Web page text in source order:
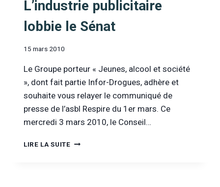
L’industrie publicitaire
lobbie le Sénat
15 mars 2010
Le Groupe porteur « Jeunes, alcool et société
», dont fait partie Infor-Drogues, adhère et
souhaite vous relayer le communiqué de
presse de l’asbl Respire du 1er mars. Ce
mercredi 3 mars 2010, le Conseil…
LIRE LA SUITEL’INDUSTRIE